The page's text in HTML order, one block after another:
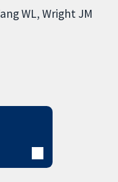
WL Wright JM